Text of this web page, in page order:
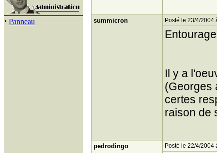
· Panneau summicron Posté le 23/4/2004
Il y a
(Georges
certes
raison de
pedrodingo Posté le 22/4/2004